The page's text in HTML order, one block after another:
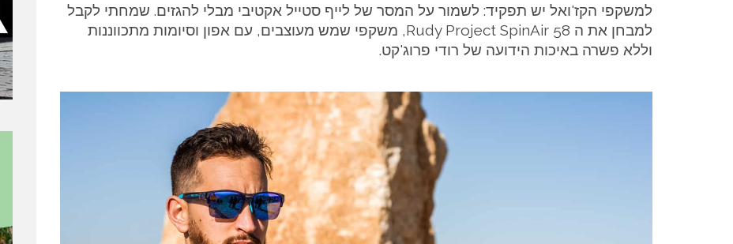
למשקפי הקז'ואל יש תפקיד: לשמור על המסר של לייף סטייל אקטיבי מבלי להגזים. שמחתי לקבל
למבחן את ה Rudy Project SpinAir 58, משקפי שמש מעוצבים, עם אפון וסיומות מתכווננות
וללא פשרה באיכות הידועה של רודי פרוג'קט.